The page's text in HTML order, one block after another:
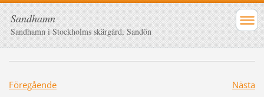
Sandhamn
Sandhamn i Stockholms skärgård, Sandön
Föregående
Nästa